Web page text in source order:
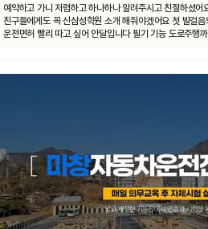
예약하고 가니 저렴하고 하나하나 알려주시고 친절하셨어
친구들에게도 꼭 신삼성학원 소개 해줘야겠어요 첫 발걸
운전면허 빨리 따고 싶어 안달입니다 필기 기능 도로주행